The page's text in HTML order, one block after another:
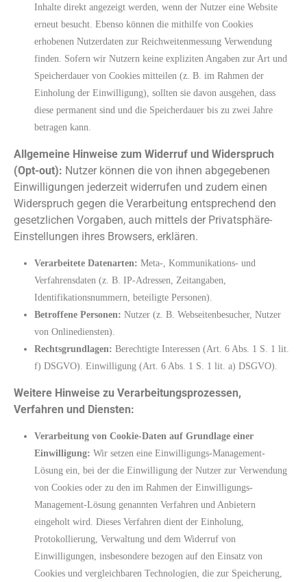
Inhalte direkt angezeigt werden, wenn der Nutzer eine Website
erneut besucht. Ebenso können die mithilfe von Cookies
erhobenen Nutzerdaten zur Reichweitenmessung Verwendung
finden. Sofern wir Nutzern keine expliziten Angaben zur Art und
Speicherdauer von Cookies mitteilen (z. B. im Rahmen der
Einholung der Einwilligung), sollten sie davon ausgehen, dass
diese permanent sind und die Speicherdauer bis zu zwei Jahre
betragen kann.
Allgemeine Hinweise zum Widerruf und Widerspruch
(Opt-out): Nutzer können die von ihnen abgegebenen
Einwilligungen jederzeit widerrufen und zudem einen
Widerspruch gegen die Verarbeitung entsprechend den
gesetzlichen Vorgaben, auch mittels der Privatsphäre-
Einstellungen ihres Browsers, erklären.
Verarbeitete Datenarten: Meta-, Kommunikations- und
Verfahrensdaten (z. B. IP-Adressen, Zeitangaben,
Identifikationsnummern, beteiligte Personen).
Betroffene Personen: Nutzer (z. B. Webseitenbesucher, Nutzer
von Onlinediensten).
Rechtsgrundlagen: Berechtigte Interessen (Art. 6 Abs. 1 S. 1 lit.
f) DSGVO). Einwilligung (Art. 6 Abs. 1 S. 1 lit. a) DSGVO).
Weitere Hinweise zu Verarbeitungsprozessen,
Verfahren und Diensten:
Verarbeitung von Cookie-Daten auf Grundlage einer
Einwilligung: Wir setzen eine Einwilligungs-Management-
Lösung ein, bei der die Einwilligung der Nutzer zur Verwendung
von Cookies oder zu den im Rahmen der Einwilligungs-
Management-Lösung genannten Verfahren und Anbietern
eingeholt wird. Dieses Verfahren dient der Einholung,
Protokollierung, Verwaltung und dem Widerruf von
Einwilligungen, insbesondere bezogen auf den Einsatz von
Cookies und vergleichbaren Technologien, die zur Speicherung,